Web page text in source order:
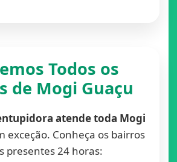
Todos os
de Mogi Guaçu
atende toda Mogi
exceção. Conheça os bairros
presentes 24 horas: